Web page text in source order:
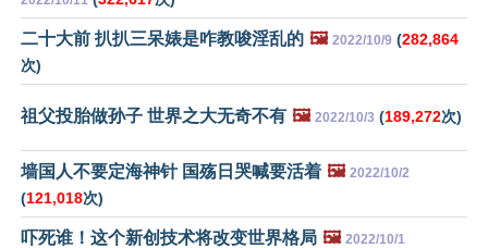
二十大前 扒扒三呆婊是咋教唆淫乱的 🖼️ 2022/10/9 (282,864
次)
祖父投胎做孙子 世界之大无奇不有 🖼️ 2022/10/3 (189,272次)
墙国人不要定海神针 国殇日哭喊要活着 🖼️ 2022/10/2
(121,018次)
吓死谁！这个新创技术将改变世界格局 🖼️ 2022/10/1